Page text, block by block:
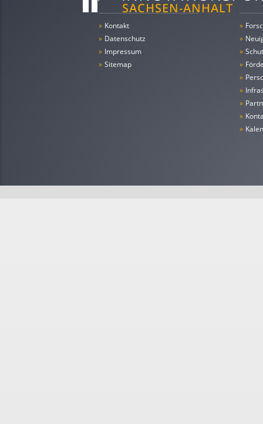
» Kontakt
» Datenschutz
» Impressum
» Sitemap
»
»
»
»
»
»
»
»
»